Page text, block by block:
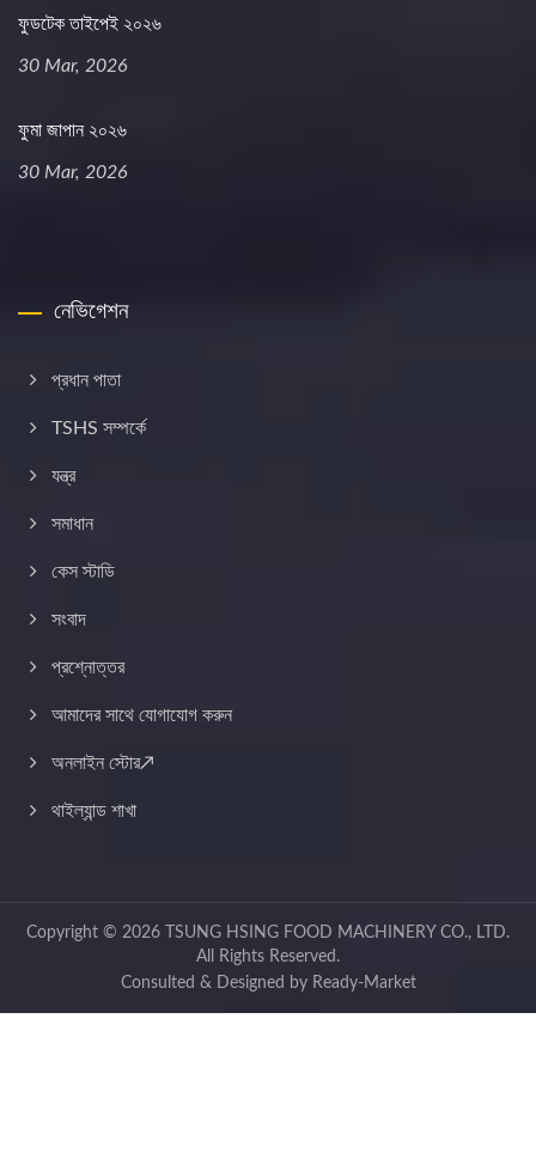
ফুডটেক তাইপেই ২০২৬
30 Mar, 2026
ফুমা জাপান ২০২৬
30 Mar, 2026
নেভিগেশন
প্রধান পাতা
TSHS সম্পর্কে
যন্ত্র
সমাধান
কেস স্টাডি
সংবাদ
প্রশ্নোত্তর
আমাদের সাথে যোগাযোগ করুন
অনলাইন স্টোর↗
থাইল্যান্ড শাখা
Copyright © 2026
TSUNG HSING FOOD MACHINERY CO., LTD.
All Rights Reserved.
Consulted & Designed by Ready-Market